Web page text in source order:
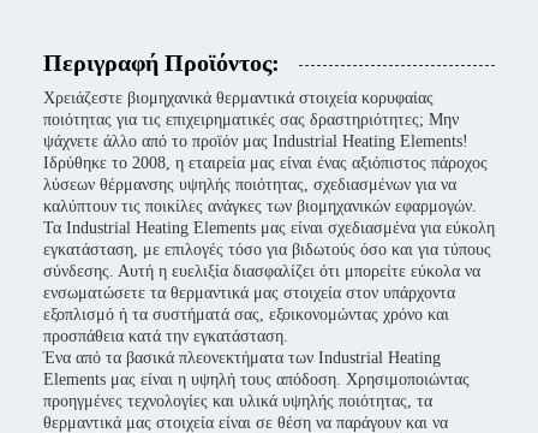
Περιγραφή Προϊόντος:
Χρειάζεστε βιομηχανικά θερμαντικά στοιχεία κορυφαίας
ποιότητας για τις επιχειρηματικές σας δραστηριότητες; Μην
ψάχνετε άλλο από το προϊόν μας Industrial Heating Elements!
Ιδρύθηκε το 2008, η εταιρεία μας είναι ένας αξιόπιστος πάροχος
λύσεων θέρμανσης υψηλής ποιότητας, σχεδιασμένων για να
καλύπτουν τις ποικίλες ανάγκες των βιομηχανικών εφαρμογών.
Τα Industrial Heating Elements μας είναι σχεδιασμένα για εύκολη
εγκατάσταση, με επιλογές τόσο για βιδωτούς όσο και για τύπους
σύνδεσης. Αυτή η ευελιξία διασφαλίζει ότι μπορείτε εύκολα να
ενσωματώσετε τα θερμαντικά μας στοιχεία στον υπάρχοντα
εξοπλισμό ή τα συστήματά σας, εξοικονομώντας χρόνο και
προσπάθεια κατά την εγκατάσταση.
Ένα από τα βασικά πλεονεκτήματα των Industrial Heating
Elements μας είναι η υψηλή τους απόδοση. Χρησιμοποιώντας
προηγμένες τεχνολογίες και υλικά υψηλής ποιότητας, τα
θερμαντικά μας στοιχεία είναι σε θέση να παράγουν και να